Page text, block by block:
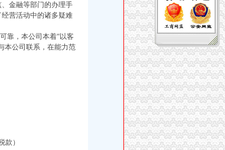
金融等部门的办理手
营活动中的诸多疑难
靠，本公司本着“以客
本公司联系，在能力范
）